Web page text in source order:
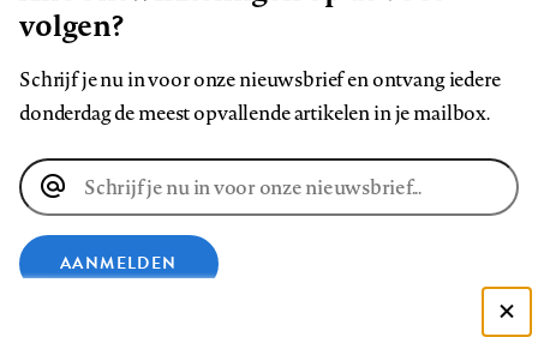
volgen?
Schrijf je nu in voor onze nieuwsbrief en ontvang iedere
donderdag de meest opvallende artikelen in je mailbox.
E-
mailadres
AANMELDEN